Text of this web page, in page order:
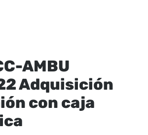
AMBU
Adquisición
con caja